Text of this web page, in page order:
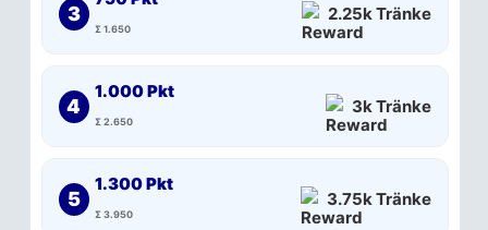
3
Σ 1.650
2.25k Tränke
4
1.000 Pkt
Σ 2.650
3k Tränke
5
1.300 Pkt
Σ 3.950
3.75k Tränke